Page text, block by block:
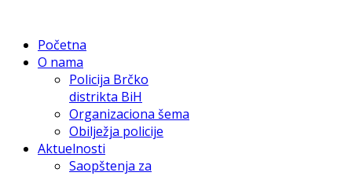
Početna
O nama
Policija Brčko
distrikta BiH
Organizaciona šema
Obilježja policije
Aktuelnosti
Saopštenja za